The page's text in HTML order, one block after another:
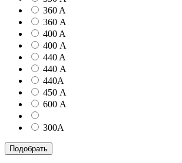
360 A
360 А
400 A
400 А
440 A
440 А
440А
450 А
600 А
300А
Подобрать